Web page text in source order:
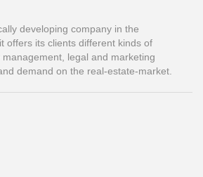
developing company in the
offers its clients different kinds of
legal and marketing
demand on the real-estate-market.